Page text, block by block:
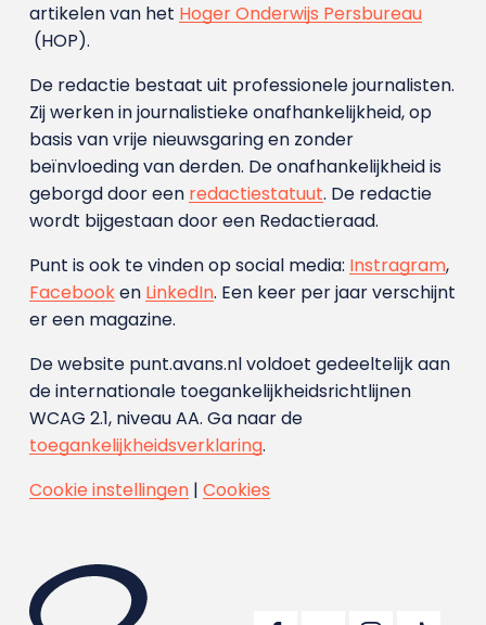
artikelen van het Hoger Onderwijs Persbureau
(HOP).
De redactie bestaat uit professionele journalisten.
Zij werken in journalistieke onafhankelijkheid, op
basis van vrije nieuwsgaring en zonder
beïnvloeding van derden. De onafhankelijkheid is
geborgd door een redactiestatuut. De redactie
wordt bijgestaan door een Redactieraad.
Punt is ook te vinden op social media: Instragram,
Facebooken LinkedIn. Een keer per jaar verschijnt
er een magazine.
De website punt.avans.nl voldoet gedeeltelijk aan
de internationale toegankelijkheidsrichtlijnen
WCAG 2.1, niveau AA. Ga naar de
toegankelijkheidsverklaring.
Cookie instellingen| Cookies